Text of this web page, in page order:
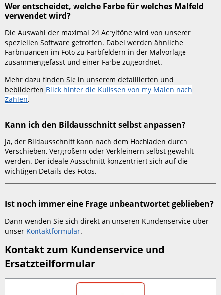
Vorlage
verwenden?
Wer
entscheidet,
welche
Farbe
für
welches
Malfeld
ich
den
Bildausschnitt
selbst
anpassen?
immer
eine
Frage
unbeantwortet
Wer entscheidet, welche Farbe für welches Malfeld
verwendet wird?
Die Auswahl der maximal 24 Acryltöne wird von unserer
speziellen Software getroffen. Dabei werden ähnliche
Farbnuancen im Foto zu Farbfeldern in der Malvorlage
zusammengefasst und einer Farbe zugeordnet.
Mehr dazu finden Sie in unserem detaillierten und
bebilderten Blick hinter die Kulissen von my Malen nach
Zahlen.
Kann ich den Bildausschnitt selbst anpassen?
Ja, der Bildausschnitt kann nach dem Hochladen durch
Verschieben, Vergrößern oder Verkleinern selbst gewählt
werden. Der ideale Ausschnitt konzentriert sich auf die
wichtigen Details des Fotos.
Ist noch immer eine Frage unbeantwortet geblieben?
Dann wenden Sie sich direkt an unseren Kundenservice über
unser Kontaktformular.
Kontakt zum Kundenservice und
Ersatzteilformular